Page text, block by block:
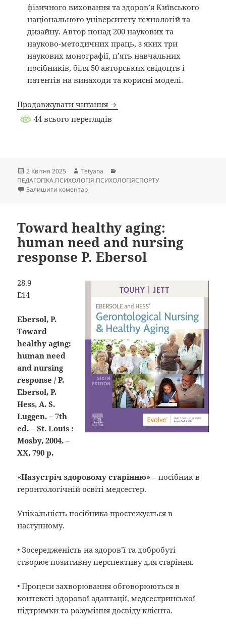
фізичного виховання та здоров’я Київського
національного університету технологій та
дизайну. Автор понад 200 наукових та
науково-методичних праць, з яких три
наукових монографії, п’ять навчальних
посібників, біля 50 авторських свідоцтв і
патентів на винаходи та корисні моделі.
Продовжувати читання
44 всього переглядів
Опубліковано
2 Квітня 2025 Автор
Tetyana
ПЕДАГОГІКА.ПСИХОЛОГІЯ.ПСИХОЛОГІЯСПОРТУ
Залишити коментардо
Toward healthy aging:
human need and nursing
response P. Ebersol
28.9
Е14
Ebersol, P.
Toward
healthy aging:
human need
and nursing
response / P.
Ebersol, P.
Hess, A. S.
Luggen. – 7th
ed. – St. Louis :
Mosby, 2004. –
XX, 790 p.
«Назустріч здоровому старінню» – посібник в
геронтологічній освіті медсестер.
Унікальність посібника простежується в
наступному.
• Зосередженість на здоров’ї та добробуті
створює позитивну перспективу для старіння.
• Процеси захворювання обговорюються в
контексті здорової адаптації, медсестринської
підтримки та розуміння досвіду клієнта.